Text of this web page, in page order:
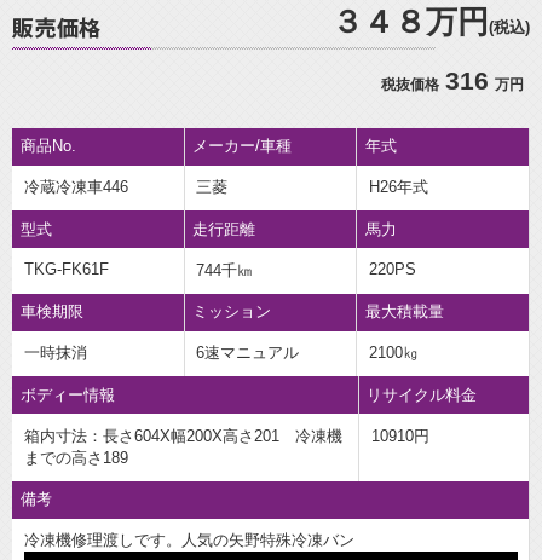
３４８万円 (税込)
税抜価格 316 万円
商品No.
冷蔵冷凍車446
メーカー/車種
三菱
年式
H26年式
型式
TKG-FK61F
走行距離
744千㎞
馬力
220PS
車検期限
一時抹消
ミッション
6速マニュアル
最大積載量
2100㎏
ボディー情報
箱内寸法：長さ604X幅200X高さ201 冷凍機
までの高さ189
リサイクル料金
10910円
備考
冷凍機修理渡しです。人気の矢野特殊冷凍バン